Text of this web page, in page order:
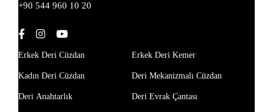
+90 544 960 10 20
Erkek Deri Cüzdan
Kadın Deri Cüzdan
Deri Anahtarlık
Erkek Deri Kemer
Deri Mekanizmalı Cüzdan
Deri Evrak Çantası